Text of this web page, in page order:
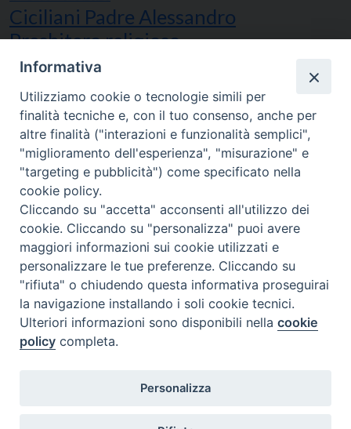
Ciciliani Padre Alessandro
Presbitero religioso
Gomez Cruz Don Cervando
Presbitero religioso
Piazza Mario Dottori, 14
02047 Poggio Mirteto (Rieti)
diocesi@diocesisabina.it
Informativa
Utilizziamo cookie o tecnologie simili per
finalità tecniche e, con il tuo consenso, anche per
altre finalità ("interazioni e funzionalità semplici",
"miglioramento dell'esperienza", "misurazione" e
"targeting e pubblicità") come specificato nella
cookie policy.
Cliccando su "accetta" acconsenti all'utilizzo dei
cookie. Cliccando su "personalizza" puoi avere
maggiori informazioni sui cookie utilizzati e
personalizzare le tue preferenze. Cliccando su
"rifiuta" o chiudendo questa informativa proseguirai
la navigazione installando i soli cookie tecnici.
Ulteriori informazioni sono disponibili nellacookie
policy completa.
Personalizza